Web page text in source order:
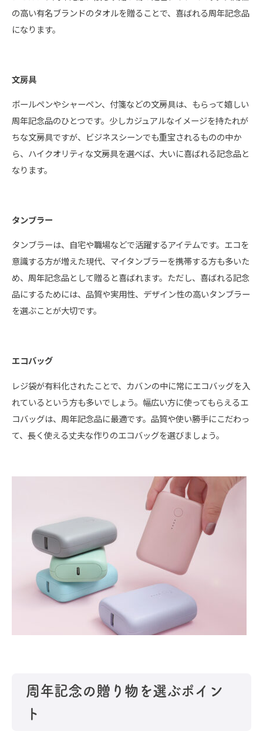
の高い有名ブランドのタオルを贈ることで、喜ばれる周年記念品
になります。
文房具
ボールペンやシャーペン、付箋などの文房具は、もらって嬉しい
周年記念品のひとつです。少しカジュアルなイメージを持たれが
ちな文房具ですが、ビジネスシーンでも重宝されるものの中か
ら、ハイクオリティな文房具を選べば、大いに喜ばれる記念品と
なります。
タンブラー
タンブラーは、自宅や職場などで活躍するアイテムです。エコを
意識する方が増えた現代、マイタンブラーを携帯する方も多いた
め、周年記念品として贈ると喜ばれます。ただし、喜ばれる記念
品にするためには、品質や実用性、デザイン性の高いタンブラー
を選ぶことが大切です。
エコバッグ
レジ袋が有料化されたことで、カバンの中に常にエコバッグを入
れているという方も多いでしょう。幅広い方に使ってもらえるエ
コバッグは、周年記念品に最適です。品質や使い勝手にこだわっ
て、長く使える丈夫な作りのエコバッグを選びましょう。
周年記念の贈り物を選ぶポイン
ト